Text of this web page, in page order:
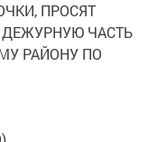
ПРОСЯТ
ЧАСТЬ
РАЙОНУ ПО